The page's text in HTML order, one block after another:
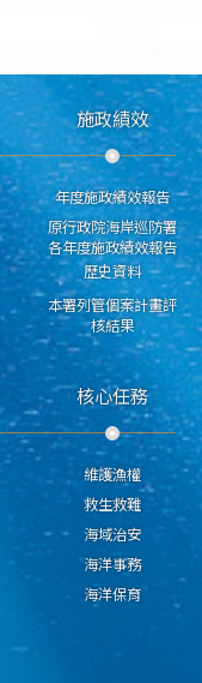
施政績效
年度施政績效報告
原行政院海岸巡防署
各年度施政績效報告
歷史資料
本署列管個案計畫評
核結果
核心任務
維護漁權
救生救難
海域治安
海洋事務
海洋保育